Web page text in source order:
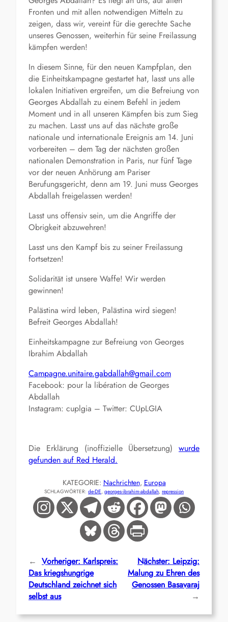
Fronten und mit allen notwendigen Mitteln zu
zeigen, dass wir, vereint für die gerechte Sache
unseres Genossen, weiterhin für seine Freilassung
kämpfen werden!
In diesem Sinne, für den neuen Kampfplan, den
die Einheitskampagne gestartet hat, lasst uns alle
lokalen Initiativen ergreifen, um die Befreiung von
Georges Abdallah zu einem Befehl in jedem
Moment und in all unseren Kämpfen bis zum Sieg
zu machen. Lasst uns auf das nächste große
nationale und internationale Ereignis am 14. Juni
vorbereiten – dem Tag der nächsten großen
nationalen Demonstration in Paris, nur fünf Tage
vor der neuen Anhörung am Pariser
Berufungsgericht, denn am 19. Juni muss Georges
Abdallah freigelassen werden!
Lasst uns offensiv sein, um die Angriffe der
Obrigkeit abzuwehren!
Lasst uns den Kampf bis zu seiner Freilassung
fortsetzen!
Solidarität ist unsere Waffe! Wir werden
gewinnen!
Palästina wird leben, Palästina wird siegen!
Befreit Georges Abdallah!
Einheitskampagne zur Befreiung von Georges
Ibrahim Abdallah
Campagne.unitaire.gabdallah@gmail.com
Facebook: pour la libération de Georges
Abdallah
Instagram: cuplgia – Twitter: CUpLGIA
Die Erklärung (inoffizielle Übersetzung) wurde
gefunden auf Red Herald.
KATEGORIE: Nachrichten, Europa
SCHLAGWÖRTER: de-DE, georges-ibrahim-abdallah, repression
← Vorheriger: Karlspreis:
Das kriegshungrige
Deutschland zeichnet sich
selbst aus
Nächster: Leipzig:
Malung zu Ehren des
Genossen Basavaraj
→